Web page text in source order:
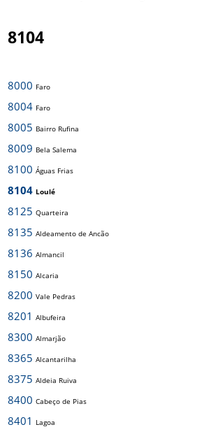
8104
8000 Faro
8004 Faro
8005 Bairro Rufina
8009 Bela Salema
8100 Águas Frias
8104 Loulé
8125 Quarteira
8135 Aldeamento de Ancão
8136 Almancil
8150 Alcaria
8200 Vale Pedras
8201 Albufeira
8300 Almarjão
8365 Alcantarilha
8375 Aldeia Ruiva
8400 Cabeço de Pias
8401 Lagoa